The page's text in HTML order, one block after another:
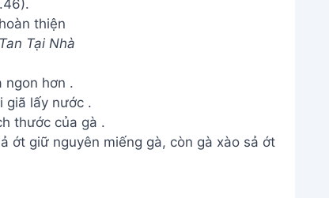
thiện
Tại Nhà
ngon hơn .
giã lấy nước .
thước của gà .
ớt giữ nguyên miếng gà, còn gà xào sả ớt